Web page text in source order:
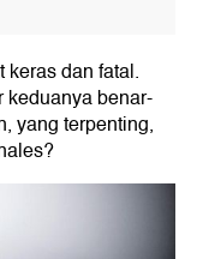
keras dan fatal.
keduanya benar-
yang terpenting,